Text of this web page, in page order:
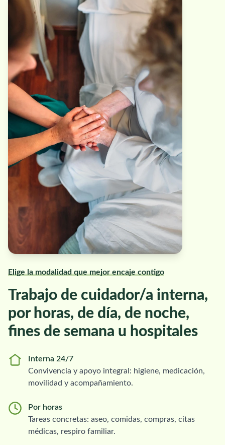
Elige la modalidad que mejor encaje contigo
Trabajo de cuidador/a interna,
por horas, de día, de noche,
fines de semana u hospitales
Interna 24/7
Convivencia y apoyo integral: higiene, medicación,
movilidad y acompañamiento.
Por horas
Tareas concretas: aseo, comidas, compras, citas
médicas, respiro familiar.